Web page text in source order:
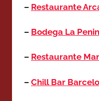
– Restaurante
– Bodega La
– Restaurante
– Chill Bar